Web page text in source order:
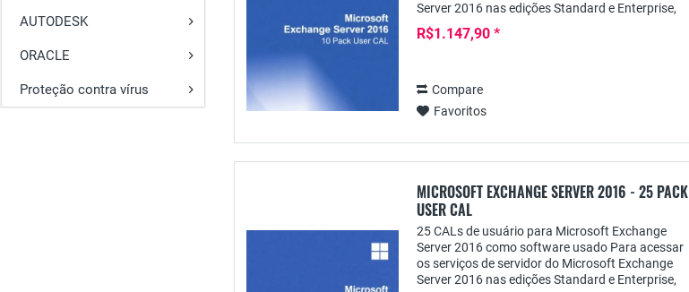
AUTODESK
ORACLE
Proteção contra vírus
Server 2016 nas edições Standard e Enterprise,
cada usuário requer uma licença de acesso
pessoal do...
R$1.147,90 *
Compare
Favoritos
MICROSOFT EXCHANGE SERVER 2016 - 25 PACK
USER CAL
25 CALs de usuário para Microsoft Exchange
Server 2016 como software usado Para acessar
os serviços de servidor do Microsoft Exchange
Server 2016 nas edições Standard e Enterprise,